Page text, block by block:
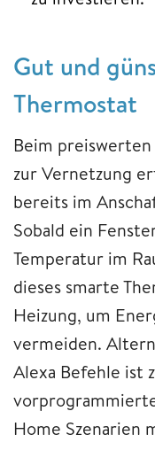
Gut und
Thermostat
Beim preiswerten
zur Vernetzung
bereits im
Sobald ein
Temperatur im
dieses smarte
Heizung, um
vermeiden.
Alexa Befehle ist
Home Szenarien